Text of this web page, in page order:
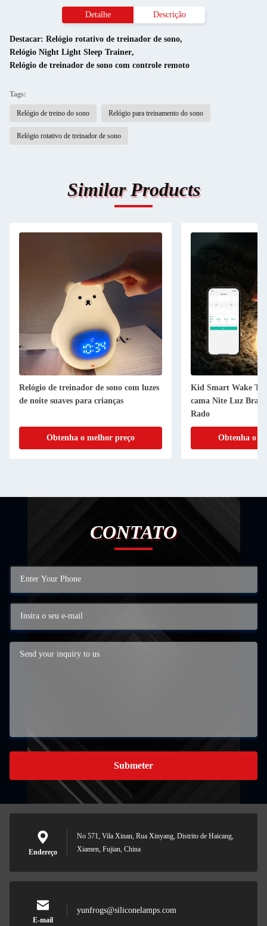
Detalhe Descrição
Destacar: Relógio rotativo de treinador de sono,
Relógio Night Light Sleep Trainer,
Relógio de treinador de sono com controle remoto
Tags:
Relógio de treino do sono Relógio para treinamento do sono
Relógio rotativo de treinador de sono
Similar Products
Relógio de treinador de sono com luzes
de noite suaves para crianças
Obtenha o melhor preço
Kid Smart Wake
cama Nite Luz
Rado
Obtenha o
CONTATO
Submeter
Endereço
No 571, Vila Xinan, Rua Xinyang, Distrito de Haicang,
Xiamen, Fujian, China
E-mail
yunfrogs@siliconelamps.com